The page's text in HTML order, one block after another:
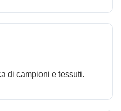
di campioni e tessuti.